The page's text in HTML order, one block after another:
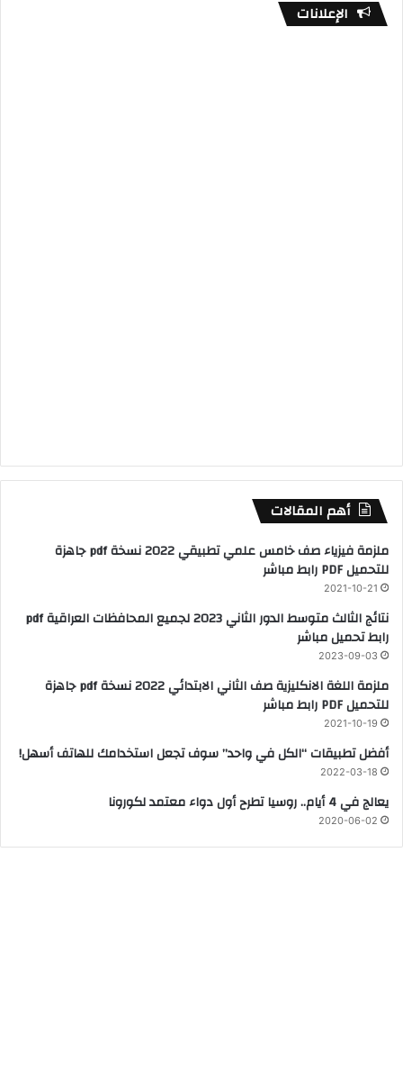
الإعلانات
أهم المقالات
ملزمة فيزياء صف خامس علمي تطبيقي 2022 نسخة pdf جاهزة
للتحميل PDF رابط مباشر
2021-10-21
نتائج الثالث متوسط الدور الثاني 2023 لجميع المحافظات العراقية pdf
رابط تحميل مباشر
2023-09-03
ملزمة اللغة الانكليزية صف الثاني الابتدائي 2022 نسخة pdf جاهزة
للتحميل PDF رابط مباشر
2021-10-19
أفضل تطبيقات “الكل في واحد” سوف تجعل استخدامك للهاتف أسهل!
2022-03-18
يعالج في 4 أيام.. روسيا تطرح أول دواء معتمد لكورونا
2020-06-02